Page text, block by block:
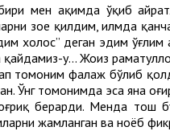
мен ҳақимда ўқиб
зое қилдим, илмда
холос” деган эдим
у... Жоҳиз
томоним фалаж бўлиб
Ўнг томонимда эса яна
берарди. Менда тош
жамланган ва ноёб